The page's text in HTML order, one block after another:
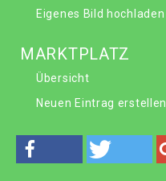
Eigenes Bild hochladen
MARKTPLATZ
Übersicht
Neuen Eintrag erstellen